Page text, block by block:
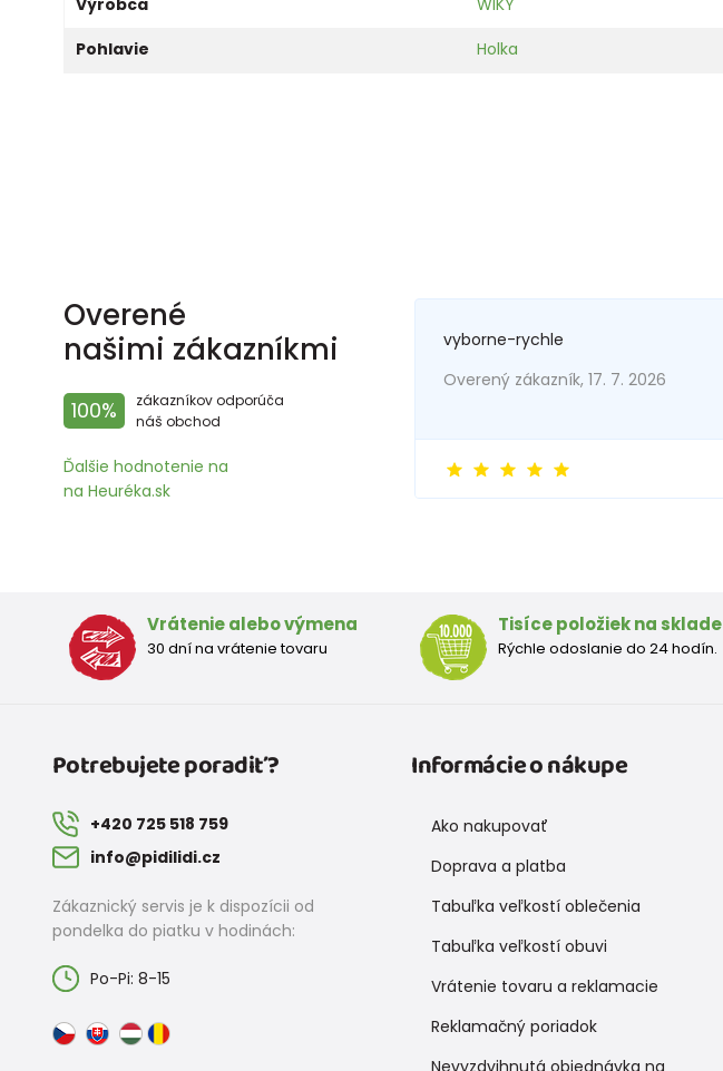
Pohlavie
Holka
Overené
našimi zákazníkmi
100%
zákazníkov odporúča
náš obchod
Ďalšie hodnotenie na
na Heuréka.sk
vyborne-rychle
Overený zákazník, 17. 7. 2026
Vrátenie alebo výmena
30 dní na vrátenie tovaru
Tisíce položiek na sklade
Rýchle odoslanie do 24 hodín.
Potrebujete poradiť?
+420 725 518 759
info@pidilidi.cz
Zákaznický servis je k dispozícii od
pondelka do piatku v hodinách:
Po-Pi: 8-15
Informácie o nákupe
Ako nakupovať
Doprava a platba
Tabuľka veľkostí oblečenia
Tabuľka veľkostí obuvi
Vrátenie tovaru a reklamacie
Reklamačný poriadok
Nevyzdvihnutá objednávka na